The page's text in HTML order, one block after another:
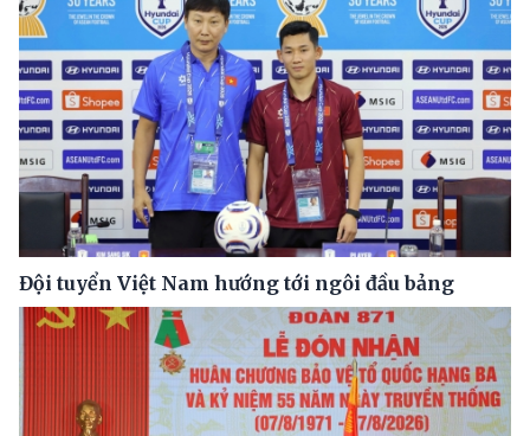
Đội tuyển Việt Nam hướng tới ngôi đầu bảng